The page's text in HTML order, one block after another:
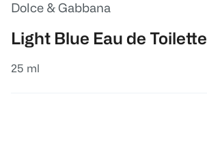
Dolce & Gabbana
Light Blue Eau de Toilette
25 ml